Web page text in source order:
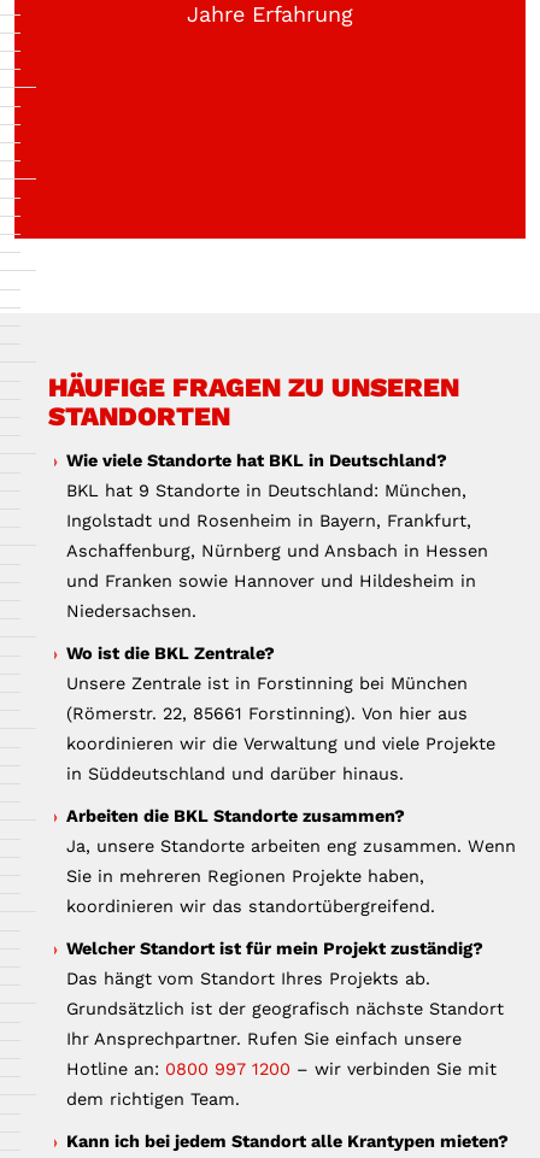
Jahre Erfahrung
HÄUFIGE FRAGEN ZU UNSEREN
STANDORTEN
Wie viele Standorte hat BKL in Deutschland?
BKL hat 9 Standorte in Deutschland: München,
Ingolstadt und Rosenheim in Bayern, Frankfurt,
Aschaffenburg, Nürnberg und Ansbach in Hessen
und Franken sowie Hannover und Hildesheim in
Niedersachsen.
Wo ist die BKL Zentrale?
Unsere Zentrale ist in Forstinning bei München
(Römerstr. 22, 85661 Forstinning). Von hier aus
koordinieren wir die Verwaltung und viele Projekte
in Süddeutschland und darüber hinaus.
Arbeiten die BKL Standorte zusammen?
Ja, unsere Standorte arbeiten eng zusammen. Wenn
Sie in mehreren Regionen Projekte haben,
koordinieren wir das standortübergreifend.
Welcher Standort ist für mein Projekt zuständig?
Das hängt vom Standort Ihres Projekts ab.
Grundsätzlich ist der geografisch nächste Standort
Ihr Ansprechpartner. Rufen Sie einfach unsere
Hotline an: 0800 997 1200 – wir verbinden Sie mit
dem richtigen Team.
Kann ich bei jedem Standort alle Krantypen mieten?